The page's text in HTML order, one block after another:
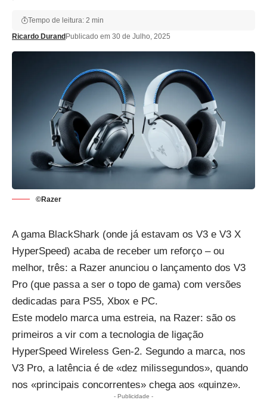
Ricardo Durand Publicado em 30 de Julho, 2025
Tempo de leitura: 2 min
©Razer
A gama BlackShark (onde já estavam os V3 e V3 X
HyperSpeed) acaba de receber um reforço – ou
melhor, três: a Razer anunciou o lançamento dos V3
Pro (que passa a ser o topo de gama) com versões
dedicadas para PS5, Xbox e PC.
Este modelo marca uma estreia, na Razer: são os
primeiros a vir com a tecnologia de ligação
HyperSpeed Wireless Gen-2. Segundo a marca, nos
V3 Pro, a latência é de «dez milissegundos», quando
nos «principais concorrentes» chega aos «quinze».
- Publicidade -